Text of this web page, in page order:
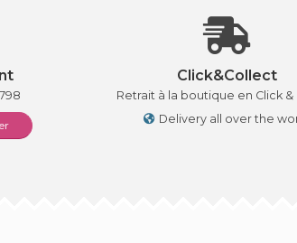
Click&Collect
Retrait à la boutique en Click
Delivery all over the